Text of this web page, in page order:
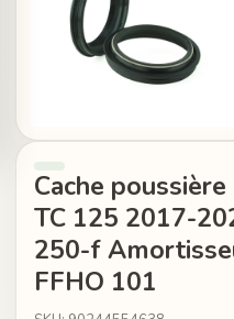
Cache
TC 125 2017-
250-f
FFHO 101